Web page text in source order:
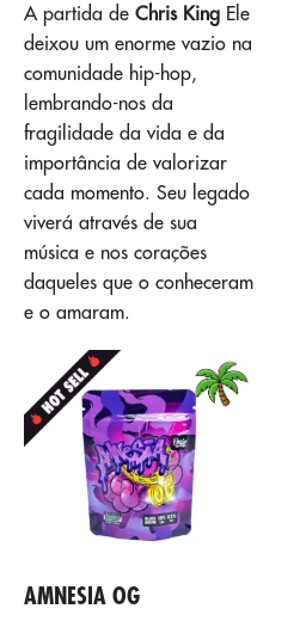
A partida de Chris King Ele
deixou um enorme vazio na
comunidade hip-hop,
lembrando-nos da
fragilidade da vida e da
importância de valorizar
cada momento. Seu legado
viverá através de sua
música e nos corações
daqueles que o conheceram
e o amaram.
AMNESIA OG